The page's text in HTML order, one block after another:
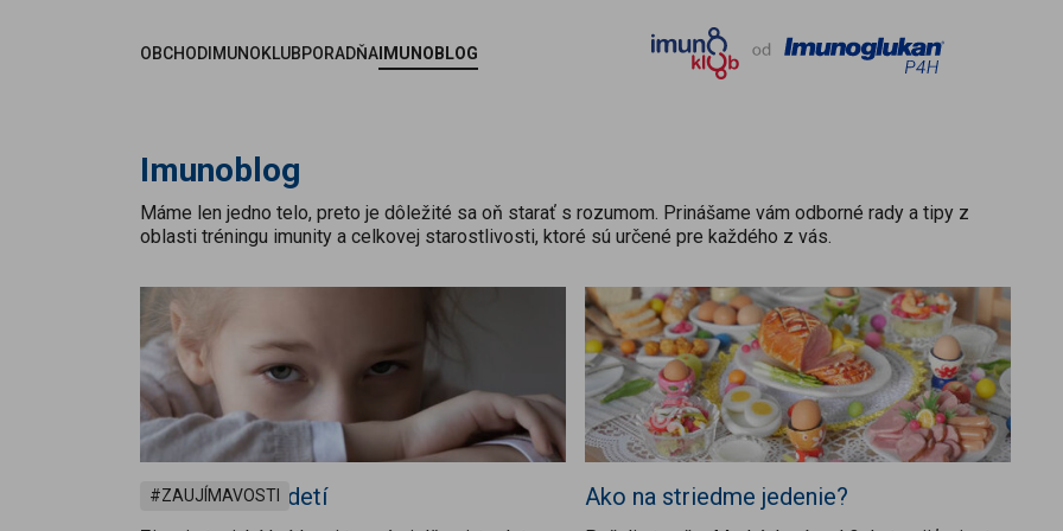
OBCHOD IMUNOKLUBPORADŇA IMUNOBLOG
Imunoblog
Máme len jedno telo, preto je dôležité sa oň starať s rozumom. Prinášame vám odborné rady a tipy z
oblasti tréningu imunity a celkovej starostlivosti, ktoré sú určené pre každého z vás.
ZAUJÍMAVOSTI
Jarná únava u detí Ako na striedme jedenie?